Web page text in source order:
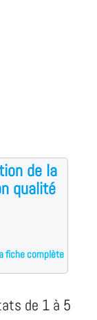
de la
qualité
fiche complète
de 1 à 5